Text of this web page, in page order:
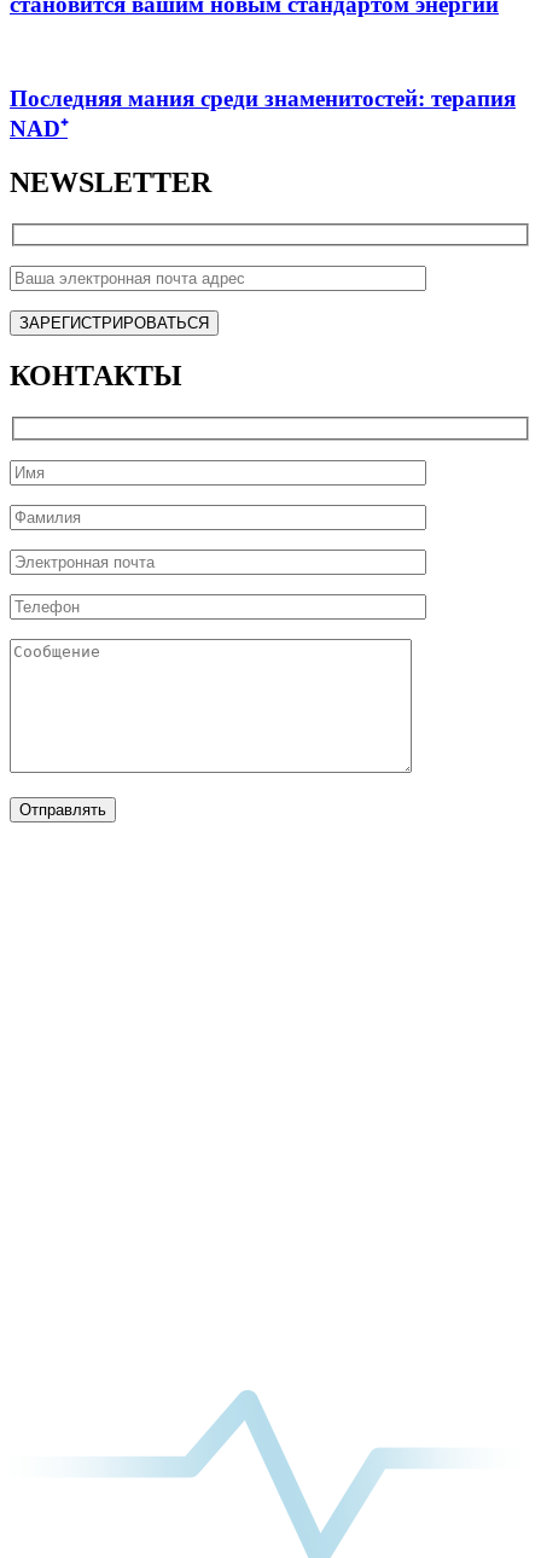
Последняя мания среди знаменитостей: терапия
NAD⁺
NEWSLETTER
КОНТАКТЫ